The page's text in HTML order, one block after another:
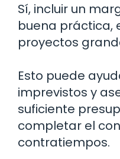
Sí, incluir un
buena práctica,
proyectos
Esto puede
imprevistos y
suficiente
completar el
contratiempos.